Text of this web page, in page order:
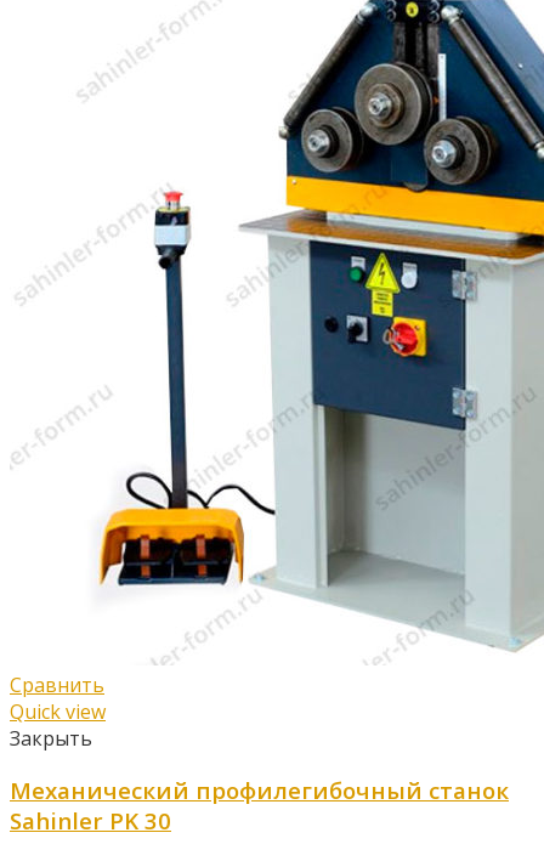
Сравнить
Quick view
Закрыть
Механический профилегибочный станок
Sahinler PK 30